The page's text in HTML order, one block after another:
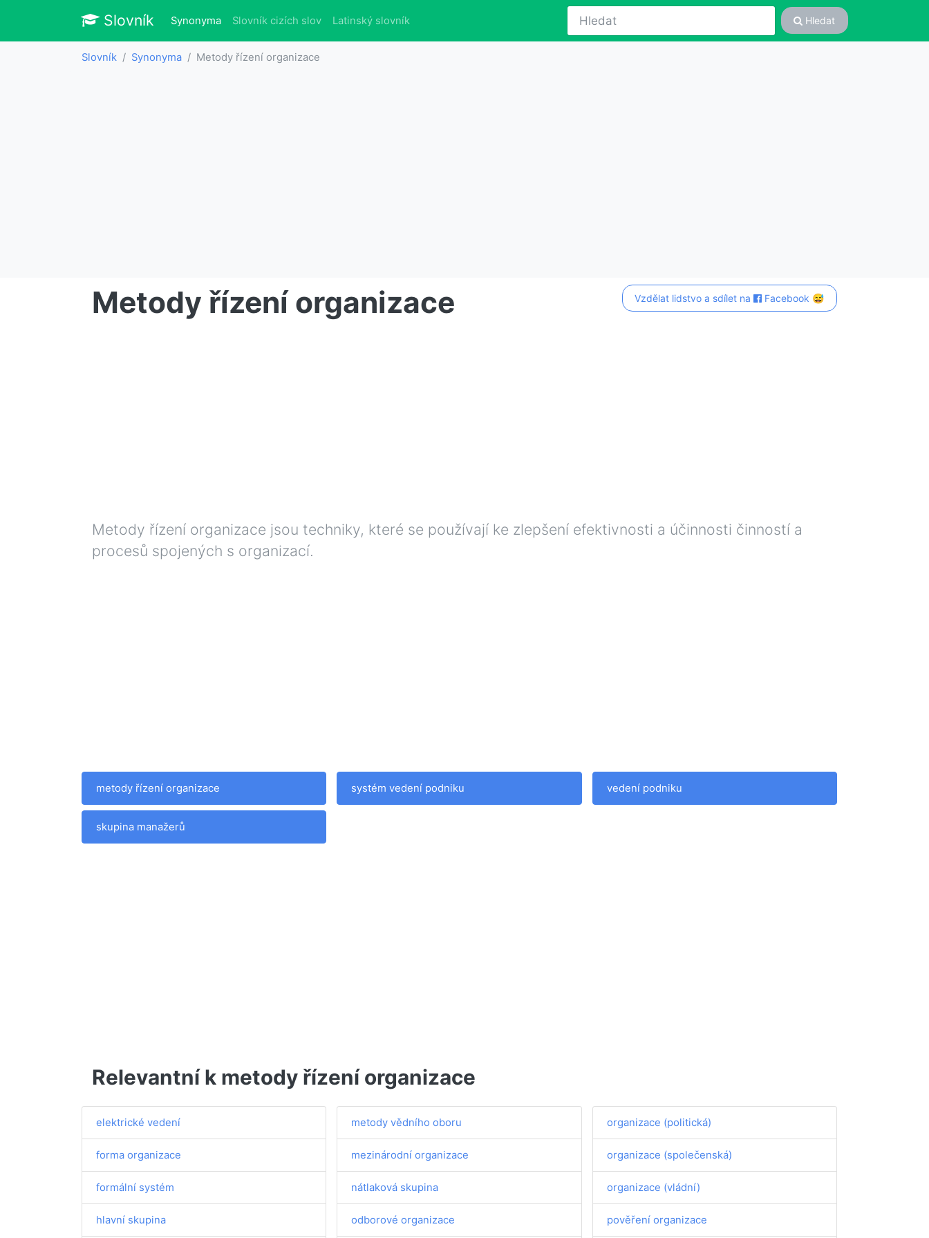
Slovník Slovník
Synonyma(aktuálně)
Slovník cizích slov Latinský slovník Hledat
Slovník Synonyma Metody řízení organizace
Vzdělat lidstvo a sdílet na Facebook 😅
Metody řízení organizace
Metody řízení organizace jsou techniky, které se používají ke zlepšení efektivnosti a účinnosti činností a
procesů spojených s organizací.
metody řízení organizace systém vedení podniku vedení podniku
skupina manažerů
Relevantní k metody řízení organizace
elektrické vedení
forma organizace
formální systém
hlavní skupina
metody vědního oboru
mezinárodní organizace
nátlaková skupina
odborové organizace
organizace (politická)
organizace (společenská)
organizace (vládní)
pověření organizace